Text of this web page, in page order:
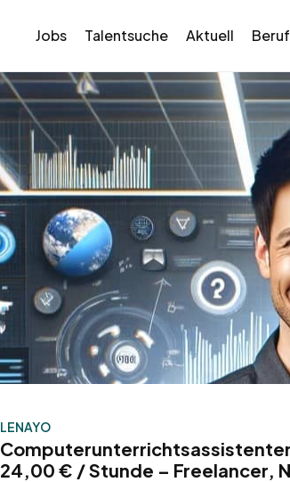
Jobs Talentsuche Aktuell
LENAYO
24,00 € / Stunde – Freelancer,